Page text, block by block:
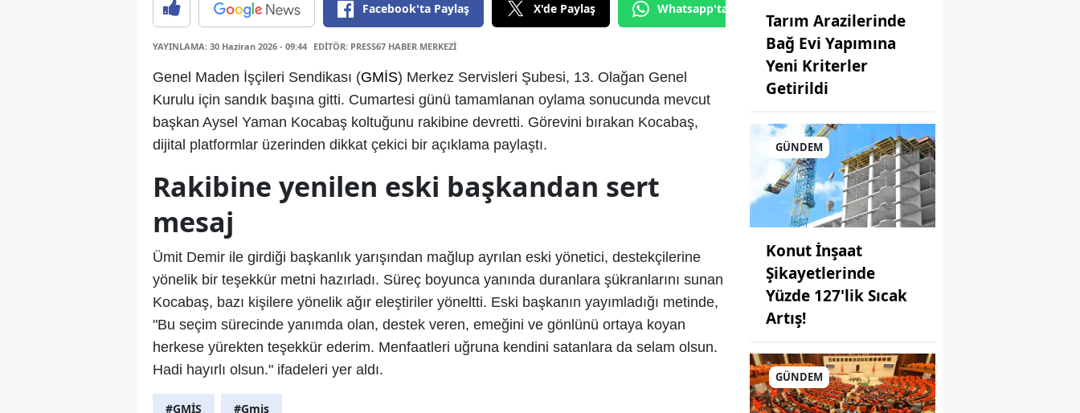
Facebook'ta Paylaş X'de Paylaş Whatsapp'tan Gönder
YAYINLAMA: 30 Haziran 2026 - 09:44 EDİTÖR: PRESS67 HABER MERKEZİ
Genel Maden İşçileri Sendikası (GMİS) Merkez Servisleri Şubesi, 13. Olağan Genel
Kurulu için sandık başına gitti. Cumartesi günü tamamlanan oylama sonucunda mevcut
başkan Aysel Yaman Kocabaş koltuğunu rakibine devretti. Görevini bırakan Kocabaş,
dijital platformlar üzerinden dikkat çekici bir açıklama paylaştı.
Rakibine yenilen eski başkandan sert
mesaj
Ümit Demir ile girdiği başkanlık yarışından mağlup ayrılan eski yönetici, destekçilerine
yönelik bir teşekkür metni hazırladı. Süreç boyunca yanında duranlara şükranlarını sunan
Kocabaş, bazı kişilere yönelik ağır eleştiriler yöneltti. Eski başkanın yayımladığı metinde,
"Bu seçim sürecinde yanımda olan, destek veren, emeğini ve gönlünü ortaya koyan
herkese yürekten teşekkür ederim. Menfaatleri uğruna kendini satanlara da selam olsun.
Hadi hayırlı olsun." ifadeleri yer aldı.
#GMİS #Gmis
Tarım Arazilerinde
Bağ Evi Yapımına
Yeni Kriterler
Getirildi
GÜNDEM
Konut İnşaat
Şikayetlerinde
Yüzde 127'lik Sıcak
Artış!
GÜNDEM